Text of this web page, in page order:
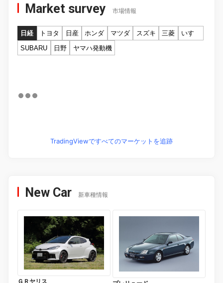
Market survey 市場情報
日経 トヨタ 日産 ホンダ マツダ スズキ 三菱
いすゞ
SUBARU
日野 ヤマハ発動機
TradingViewですべてのマーケットを追跡
New Car 新車種情報